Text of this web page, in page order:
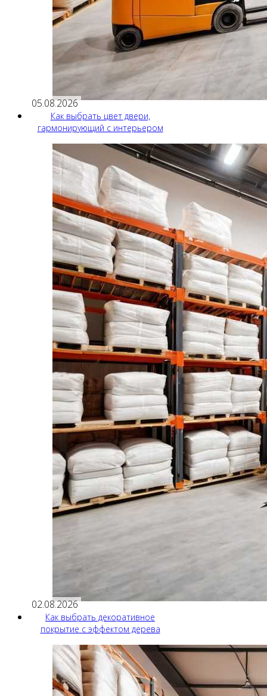
05.08.2026
Как выбрать цвет двери,
гармонирующий с интерьером
02.08.2026
Как выбрать декоративное
покрытие с эффектом дерева